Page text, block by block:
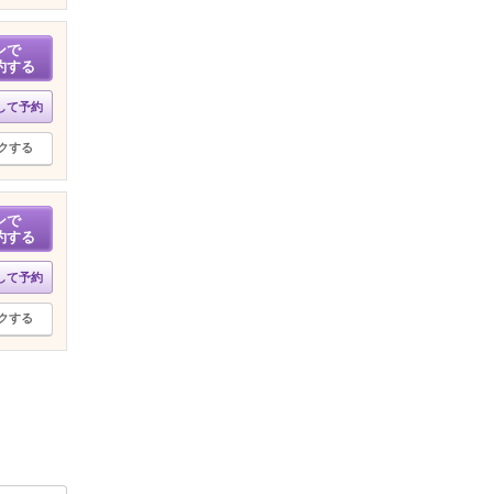
で
する
て予約
する
で
する
て予約
する